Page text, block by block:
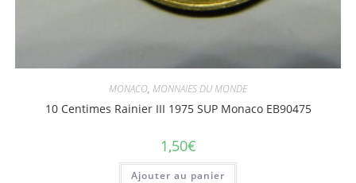
MONACO, MONNAIES DU MONDE
10 Centimes Rainier III 1975 SUP Monaco EB90475
1,50€
Ajouter au panier